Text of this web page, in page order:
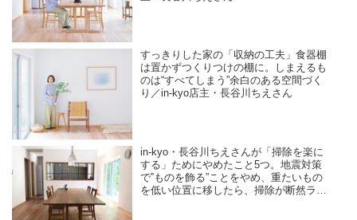
すっきりした家の「収納の工夫」食器棚
は置かずつくりつけの棚に。しまえるも
のは“すべてしまう”余白のある空間づく
り／in-kyo店主・長谷川ちえさん
in-kyo・長谷川ちえさんが「掃除を楽に
する」ためにやめたこと5つ。地震対策
で‟ものを飾る”ことをやめ、重たいもの
を低い位置に移したら、掃除が断然ラク